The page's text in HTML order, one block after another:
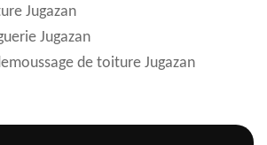
Jugazan
Jugazan
de toiture Jugazan